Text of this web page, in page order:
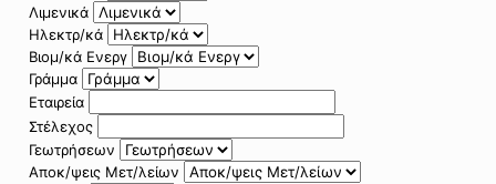
Λιμενικά
Ηλεκτρ/κά
Βιομ/κά Ενεργ
Γράμμα
Εταιρεία
Στέλεχος
Γεωτρήσεων
Αποκ/ψεις Μετ/λείων